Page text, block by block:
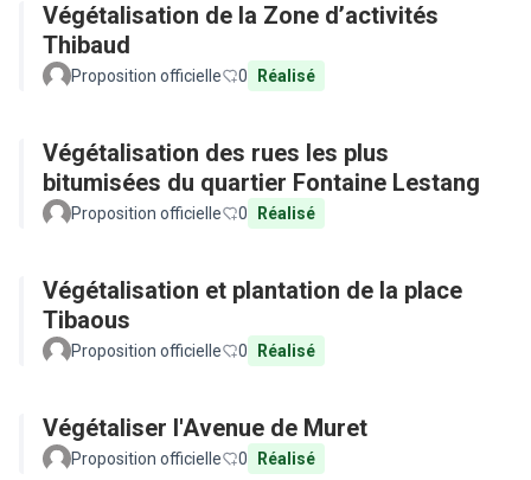
Végétalisation de la Zone d’activités
Thibaud
Proposition officielle 0 Réalisé
Végétalisation des rues les plus
bitumisées du quartier Fontaine Lestang
Proposition officielle 0 Réalisé
Végétalisation et plantation de la place
Tibaous
Proposition officielle 0 Réalisé
Végétaliser l'Avenue de Muret
Proposition officielle 0 Réalisé